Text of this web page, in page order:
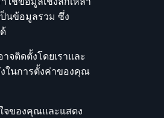
นข้อมูลรวม ซึ่ง
จติดตั้งโดยเราและ
ในการตั้งค่าของคุณ
จของคุณและแสดง